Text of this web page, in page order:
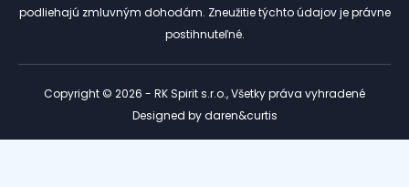
podliehajú zmluvným dohodám. Zneužitie týchto údajov je právne
postihnuteľné.
Copyright © 2026 - RK Spirit s.r.o., Všetky práva vyhradené
Designed bydaren&curtis